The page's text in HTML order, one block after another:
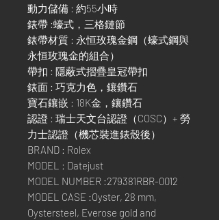
動力儲備 : 約55小時
錶帶 :蠔式，三格鏈節
錶帶材質 : 永恒玫瑰金鋼（蠔式鋼與
永恒玫瑰金的組合）
帶扣 : 隱蔽式摺疊皇冠帶扣
錶面 : 巧克力色，鑲鑽石
寶石鑲嵌 : 18K金，鑲鑽石
認證 : 瑞士天文台認證（COSC）+ 勞
力士認證（機芯裝進錶殼後）
BRAND : Rolex
MODEL : Datejust
MODEL NUMBER :279381RBR-0012
MODEL CASE :Oyster, 28 mm,
Oystersteel, Everose gold and